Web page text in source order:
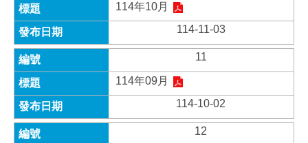
114年10月
114-11-03
11
114年09月
114-10-02
12